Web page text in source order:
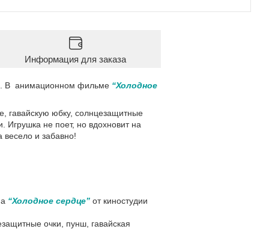
Информация для заказа
В анимационном фильме “Холодное
гавайскую юбку, солнцезащитные
Игрушка не поет, но вдохновит на
весело и забавно!
“Холодное сердце” от киностудии
очки, пунш, гавайская